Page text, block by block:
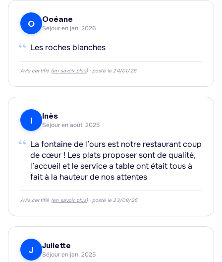
O Océane
Séjour en jan. 2026
“ Les roches blanches
Avis certifié (en savoir plus) · posté le 24/01/26
I Inès
Séjour en août. 2025
“ La fontaine de l’ours est notre restaurant coup
de cœur ! Les plats proposer sont de qualité,
l’accueil et le service a table ont était tous à
fait à la hauteur de nos attentes
Avis certifié (en savoir plus) · posté le 23/08/25
J Juliette
Séjour en jan. 2025